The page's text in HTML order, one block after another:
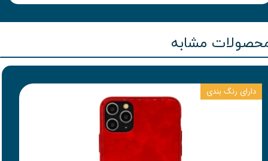
مشابه
دارای رنگ بندی